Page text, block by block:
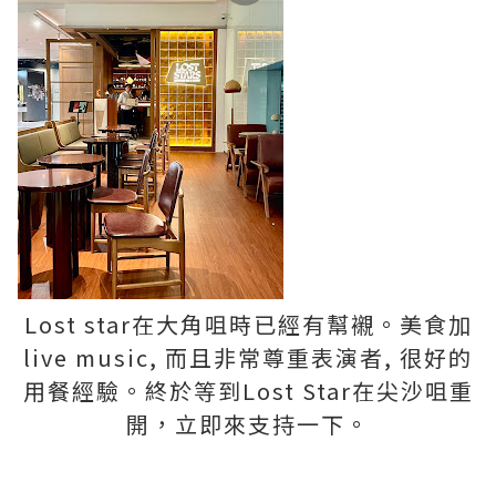
Lost star在大角咀時已經有幫襯。美食加
live music, 而且非常尊重表演者, 很好的
用餐經驗。終於等到Lost Star在尖沙咀重
開，立即來支持一下。